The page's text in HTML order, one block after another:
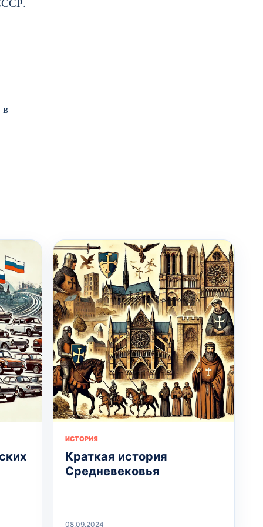
в
ИСТОРИЯ
Краткая история
Средневековья
08.09.2024